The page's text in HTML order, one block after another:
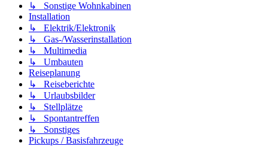
↳ Sonstige Wohnkabinen
Installation
↳ Elektrik/Elektronik
↳ Gas-/Wasserinstallation
↳ Multimedia
↳ Umbauten
Reiseplanung
↳ Reiseberichte
↳ Urlaubsbilder
↳ Stellplätze
↳ Spontantreffen
↳ Sonstiges
Pickups / Basisfahrzeuge